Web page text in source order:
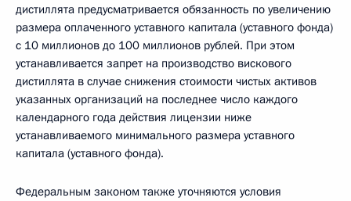
дистиллята предусматривается обязанность по увеличению
размера оплаченного уставного капитала (уставного фонда)
с 10 миллионов до 100 миллионов рублей. При этом
устанавливается запрет на производство вискового
дистиллята в случае снижения стоимости чистых активов
указанных организаций на последнее число каждого
календарного года действия лицензии ниже
устанавливаемого минимального размера уставного
капитала (уставного фонда).
Федеральным законом также уточняются условия